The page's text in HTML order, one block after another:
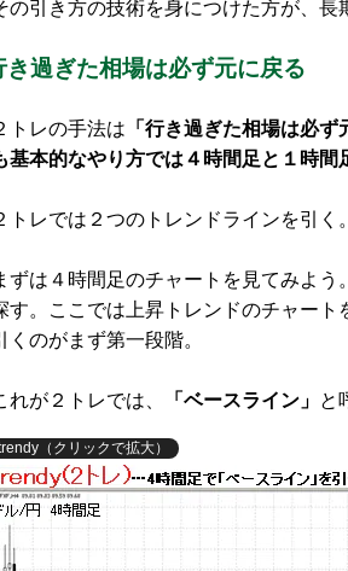
の引き方の技術を身につけた方が、長
き過ぎた相場は必ず元に戻る
レの手法は 「行き過ぎた相場は必ず
基本的なやり方では４時間足と１時間
レでは２つのトレンドラインを引く。
は４時間足のチャートを見てみよう
す。ここでは上昇トレンドのチャー
くのがまず第一段階。
が２トレでは、 「ベースライン」 と
（クリックで拡大）